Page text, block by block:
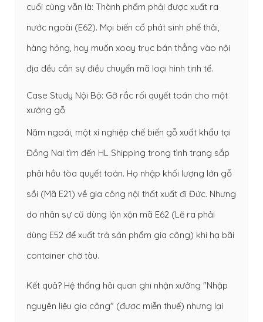
cuối cùng vẫn là: Thành phẩm phải được xuất ra
nước ngoài (E62). Mọi biến cố phát sinh phế thải,
hàng hỏng, hay muốn xoay trục bán thẳng vào nội
địa đều cần sự điều chuyển mã loại hình tinh tế.
Case Study Nội Bộ: Gỡ rắc rối quyết toán cho một
xưởng gỗ
Năm ngoái, một xí nghiệp chế biến gỗ xuất khẩu tại
Đồng Nai tìm đến HL Shipping trong tình trạng sắp
phải hầu tòa quyết toán. Họ nhập khối lượng lớn gỗ
sồi (Mã E21) về gia công nội thất xuất đi Đức. Nhưng
do nhân sự cũ dùng lộn xộn mã E62 (Lẽ ra phải
dùng E52 để xuất trả sản phẩm gia công) khi hạ bãi
container chờ tàu.
Kết quả? Hệ thống hải quan ghi nhận xưởng "Nhập
nguyên liệu gia công" (được miễn thuế) nhưng lại